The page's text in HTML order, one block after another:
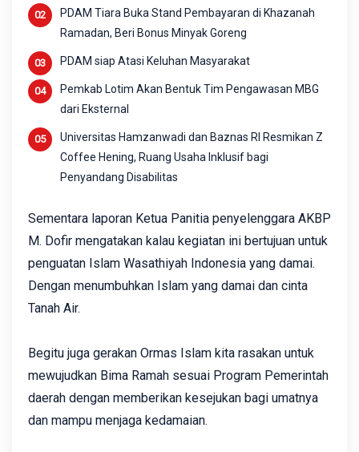
PDAM Tiara Buka Stand Pembayaran di Khazanah
Ramadan, Beri Bonus Minyak Goreng
PDAM siap Atasi Keluhan Masyarakat
Pemkab Lotim Akan Bentuk Tim Pengawasan MBG
dari Eksternal
Universitas Hamzanwadi dan Baznas RI Resmikan Z
Coffee Hening, Ruang Usaha Inklusif bagi
Penyandang Disabilitas
Sementara laporan Ketua Panitia penyelenggara AKBP
M. Dofir mengatakan kalau kegiatan ini‎ bertujuan untuk
penguatan Islam Wasathiyah Indonesia yang damai.
Dengan menumbuhkan Islam yang damai dan cinta
Tanah Air.
Begitu juga gerakan Ormas Islam kita rasakan untuk
mewujudkan Bima Ramah sesuai Program Pemerintah
daerah dengan memberikan kesejukan bagi umatnya
dan mampu menjaga kedamaian.